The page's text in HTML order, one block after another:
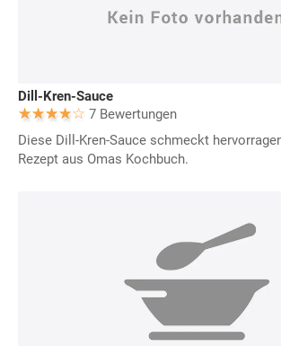
Dill-Kren-Sauce
7 Bewertungen
Diese Dill-Kren-Sauce schmeckt
Rezept aus Omas Kochbuch.